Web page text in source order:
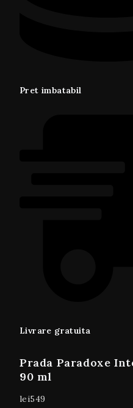
Pret imbatabil
Livrare gratuita
Prada Paradoxe
90 ml
lei549